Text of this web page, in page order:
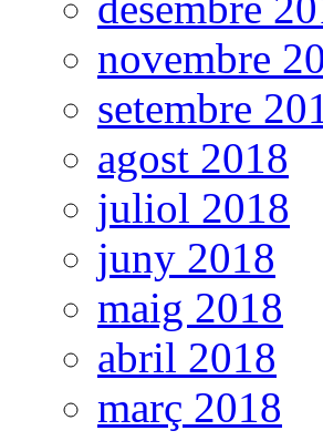
novembre
setembre
agost 2018
juliol 2018
juny 2018
maig 2018
abril 2018
març 2018